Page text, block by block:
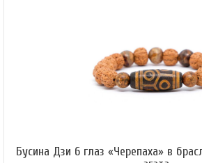
Бусина Дзи 6 глаз «Черепаха» в